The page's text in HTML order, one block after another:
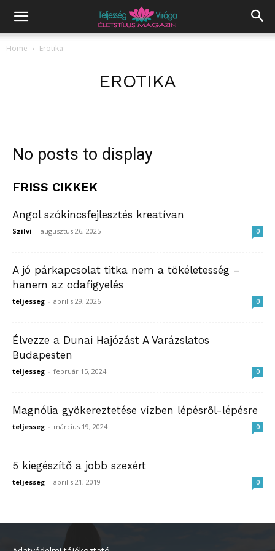
Home Erotika
EROTIKA
No posts to display
FRISS CIKKEK
Angol szókincsfejlesztés kreatívan
Szilvi - augusztus 26, 2025 0
A jó párkapcsolat titka nem a tökéletesség –
hanem az odafigyelés
teljesseg - április 29, 2026 0
Élvezze a Dunai Hajózást A Varázslatos
Budapesten
teljesseg - február 15, 2024 0
Magnólia gyökereztetése vízben lépésről-lépésre
teljesseg - március 19, 2024 0
5 kiegészítő a jobb szexért
teljesseg - április 21, 2019 0